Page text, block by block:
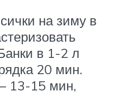
на зиму в
в 1-2 л
20 мин.
13-15 мин,